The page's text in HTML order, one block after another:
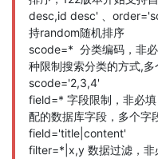
desc,id desc' 、
持random随机排序
scode=* 分类编码，非
种限制搜索分类的方式,多
scode='2,3,4'
field=* 字段限制，非必
配的数据库字段，多个字
field='title|content'
filter=*|x,y 数据过滤，非